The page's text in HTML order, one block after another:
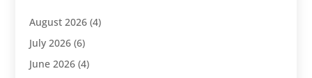
August 2026 (4)
July 2026 (6)
June 2026 (4)